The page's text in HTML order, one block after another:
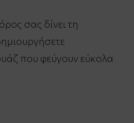
σας δίνει τη
που φεύγουν εύκολα